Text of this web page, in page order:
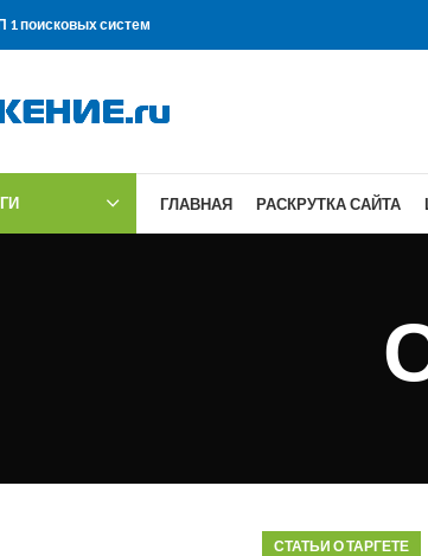
1 поисковых систем
ГЛАВНАЯ РАСКРУТКА САЙТА
СТАТЬИ О ТАРГЕТЕ